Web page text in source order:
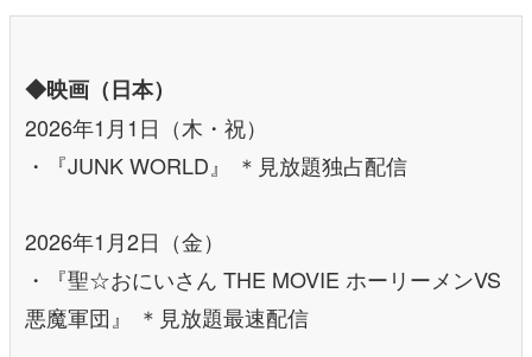
◆映画（日本）
2026年1月1日（木・祝）
・『JUNK WORLD』 ＊見放題独占配信
2026年1月2日（金）
・『聖☆おにいさん THE MOVIE ホーリーメンVS
悪魔軍団』 ＊見放題最速配信